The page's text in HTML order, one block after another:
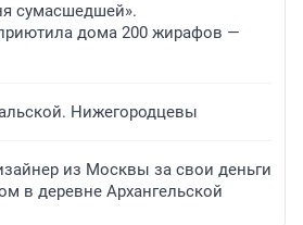
сумасшедшей».
дома 200 жирафов —
Нижегородцевы
из Москвы за свои деньги
в деревне Архангельской